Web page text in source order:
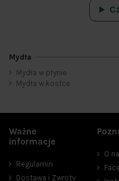
Kategorie
Mydła w płynie
15
Cena
zł
Mydła
Mydła w płynie
Mydła w kostce
Ważne
informacje
Regulamin
Dostawa i Zwroty
O